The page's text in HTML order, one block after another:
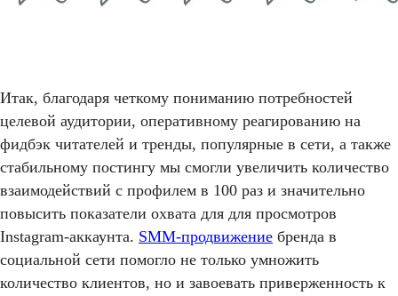
Итак, благодаря четкому пониманию потребностей
целевой аудитории, оперативному реагированию на
фидбэк читателей и тренды, популярные в сети, а также
стабильному постингу мы смогли увеличить количество
взаимодействий с профилем в 100 раз и значительно
повысить показатели охвата для для просмотров
Instagram-аккаунта. SMM-продвижение бренда в
социальной сети помогло не только умножить
количество клиентов, но и завоевать приверженность к